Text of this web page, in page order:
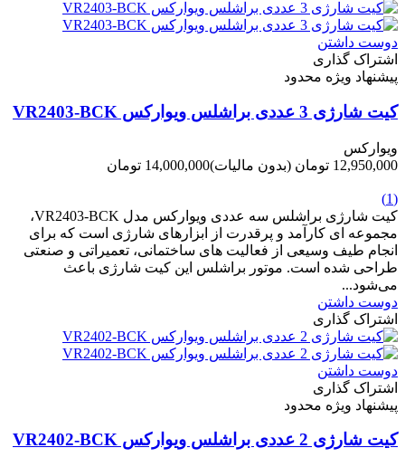
دوست داشتن
اشتراک گذاری
پیشنهاد ویژه محدود
کیت شارژی 3 عددی براشلس ویوارکس VR2403-BCK
ویوارکس
12,950,000 تومان
(بدون مالیات)14,000,000 تومان
(1)
کیت شارژی براشلس سه عددی ویوارکس مدل VR2403-BCK،
مجموعه ای کارآمد و پرقدرت از ابزارهای شارژی است که برای
انجام طیف وسیعی از فعالیت های ساختمانی، تعمیراتی و صنعتی
طراحی شده است. موتور براشلس این کیت شارژی باعث
می‌شود...
دوست داشتن
اشتراک گذاری
دوست داشتن
اشتراک گذاری
پیشنهاد ویژه محدود
کیت شارژی 2 عددی براشلس ویوارکس VR2402-BCK